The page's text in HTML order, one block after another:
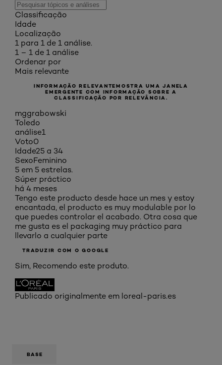
Classificação
Idade
Localização
1 para 1 de 1 análise.
1 – 1 de 1 análise
Ordenar por
Mais relevante
INFORMAÇÃO RELEVANTEMOSTRA UMA JANELA
EMERGENTE COM INFORMAÇÃO SOBRE A
CLASSIFICAÇÃO POR RELEVÂNCIA.
mggrabowski
Toledo
análise1
Voto0
Idade25 a 34
SexoFeminino
5 em 5 estrelas.
Súper práctico
há 4 meses
Tengo este producto desde hace un mes y estoy
encantada, el producto es muy modulable por lo
que puedes controlar el acabado. Otra cosa que
me gusta es el packaging muy práctico para
llevarlo a cualquier parte
TRADUZIR COM O GOOGLE
Sim, Recomendo este produto.
Publicado originalmente em loreal-paris.es
BASE